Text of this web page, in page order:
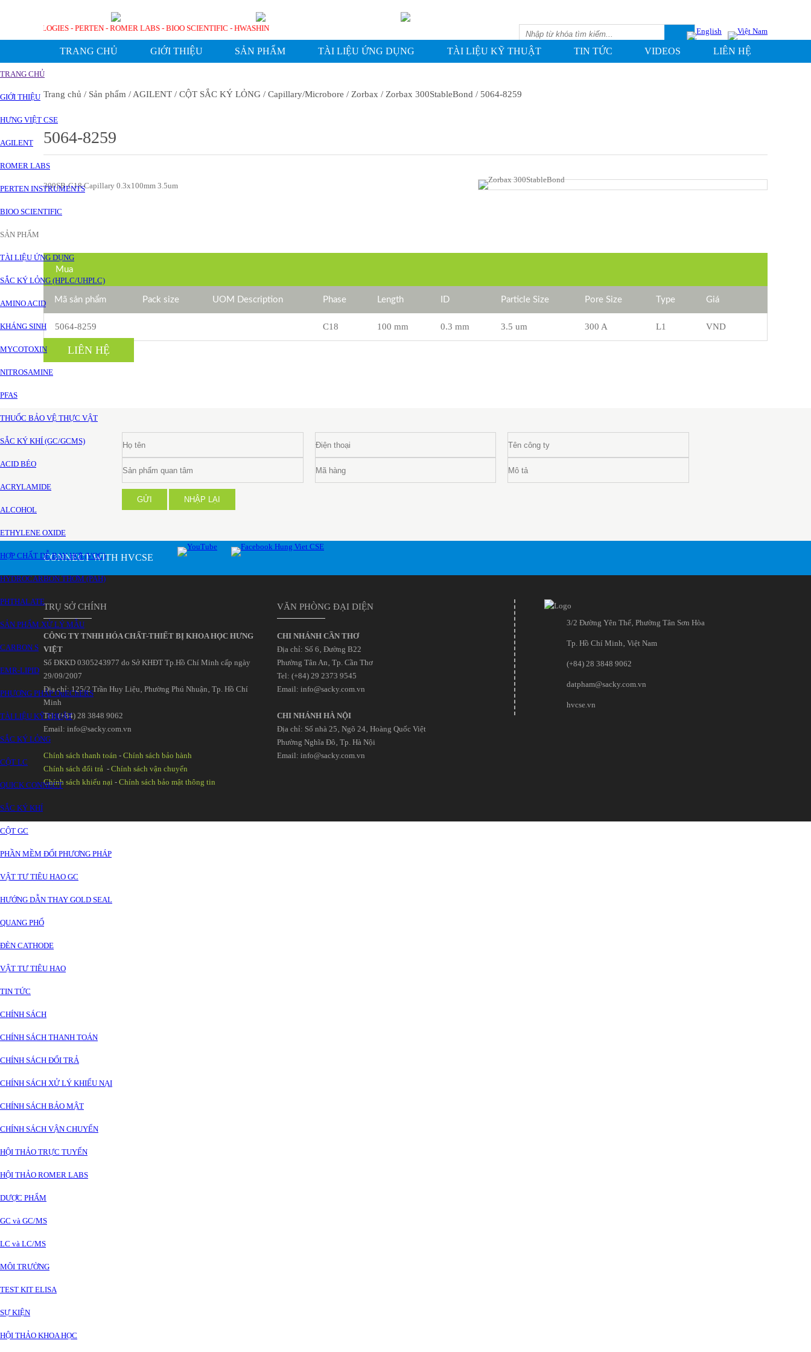
TECHNOLOGIES - PERTEN - ROMER LABS - BIOO SCIENTIFIC - HWASHIN
TRANG CHỦ GIỚI THIỆU SẢN PHẨM TÀI LIỆU ỨNG DỤNG TÀI LIỆU KỸ THUẬT TIN TỨC VIDEOS LIÊN HỆ
TRANG CHỦ
GIỚI THIỆU
HƯNG VIỆT CSE
AGILENT
ROMER LABS
PERTEN INSTRUMENTS
BIOO SCIENTIFIC
SẢN PHẨM
TÀI LIỆU ỨNG DỤNG
SẮC KÝ LỎNG (HPLC/UHPLC)
AMINO ACID
KHÁNG SINH
MYCOTOXIN
NITROSAMINE
PFAS
THUỐC BẢO VỆ THỰC VẬT
SẮC KÝ KHÍ (GC/GCMS)
ACID BÉO
ACRYLAMIDE
ALCOHOL
ETHYLENE OXIDE
HỢP CHẤT DỄ BAY HƠI (VOC)
HYDROCARBON THƠM (PAH)
PHTHALATE
SẢN PHẨM XỬ LÝ MẪU
CARBON S
EMR-LIPID
PHƯƠNG PHÁP QuEChERS
TÀI LIỆU KỸ THUẬT
SẮC KÝ LỎNG
CỘT LC
QUICK CONNECT
SẮC KÝ KHÍ
CỘT GC
PHẦN MỀM ĐỔI PHƯƠNG PHÁP
VẬT TƯ TIÊU HAO GC
HƯỚNG DẪN THAY GOLD SEAL
QUANG PHỔ
ĐÈN CATHODE
VẬT TƯ TIÊU HAO
TIN TỨC
CHÍNH SÁCH
CHÍNH SÁCH THANH TOÁN
CHÍNH SÁCH ĐỔI TRẢ
CHÍNH SÁCH XỬ LÝ KHIẾU NẠI
CHÍNH SÁCH BẢO MẬT
CHÍNH SÁCH VẬN CHUYỂN
HỘI THẢO TRỰC TUYẾN
HỘI THẢO ROMER LABS
DƯỢC PHẨM
GC và GC/MS
LC và LC/MS
MÔI TRƯỜNG
TEST KIT ELISA
SỰ KIỆN
HỘI THẢO KHOA HỌC
Trang chủ / Sản phẩm / AGILENT / CỘT SẮC KÝ LỎNG / Capillary/Microbore / Zorbax / Zorbax 300StableBond / 5064-8259
5064-8259
300SB-C18 Capillary 0.3x100mm 3.5um
Mua
Mã sản phẩm Pack size UOM Description Phase Length ID Particle Size Pore Size Type Giá
5064-8259 C18 100 mm 0.3 mm 3.5 um 300 A L1 VND
LIÊN HỆ
GỬI NHẬP LẠI
CONNECT WITH HVCSE
TRỤ SỞ CHÍNH
CÔNG TY TNHH HÓA CHẤT-THIẾT BỊ KHOA HỌC HƯNG
VIỆT
Số ĐKKD 0305243977 do Sở KHĐT Tp.Hồ Chí Minh cấp ngày
29/09/2007
Đia chỉ: 125/2 Trần Huy Liệu‚ Phường Phú Nhuận‚ Tp. Hồ Chí
Minh
Tel: (+84) 28 3848 9062
Email: info@sacky.com.vn
Chính sách thanh toán - Chính sách bảo hành
Chính sách đổi trả - Chính sách vận chuyển
Chính sách khiếu nại - Chính sách bảo mật thông tin
VĂN PHÒNG ĐẠI DIỆN
CHI NHÁNH CẦN THƠ
Địa chỉ: Số 6‚ Đường B22
Phường Tân An‚ Tp. Cần Thơ
Tel: (+84) 29 2373 9545
Email: info@sacky.com.vn
CHI NHÁNH HÀ NỘI
Địa chỉ: Số nhà 25‚ Ngõ 24‚ Hoàng Quốc Việt
Phường Nghĩa Đô‚ Tp. Hà Nội
Email: info@sacky.com.vn
3/2 Đường Yên Thế‚ Phường Tân Sơn Hòa
Tp. Hồ Chí Minh‚ Việt Nam
(+84) 28 3848 9062
datpham@sacky.com.vn
hvcse.vn